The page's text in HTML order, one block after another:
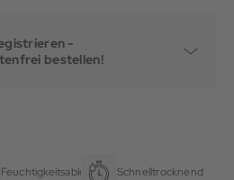
-
bestellen!
Feuchtigkeitsableitend Schnelltrocknend